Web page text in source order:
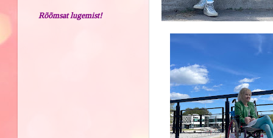
Rõõmsat lugemist!